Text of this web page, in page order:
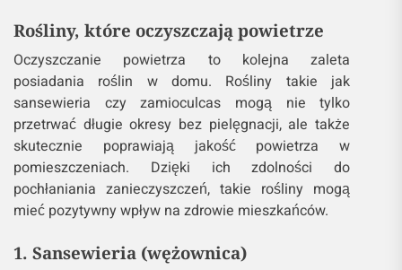
Rośliny, które oczyszczają powietrze
Oczyszczanie powietrza to kolejna zaleta
posiadania roślin w domu. Rośliny takie jak
sansewieria czy zamioculcas mogą nie tylko
przetrwać długie okresy bez pielęgnacji, ale także
skutecznie poprawiają jakość powietrza w
pomieszczeniach. Dzięki ich zdolności do
pochłaniania zanieczyszczeń, takie rośliny mogą
mieć pozytywny wpływ na zdrowie mieszkańców.
1. Sansewieria (wężownica)